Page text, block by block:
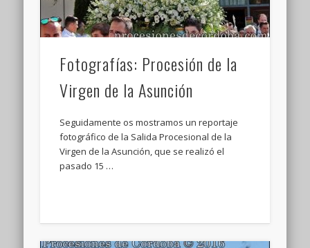
Fotografías: Procesión de la
Virgen de la Asunción
Seguidamente os mostramos un reportaje
fotográfico de la Salida Procesional de la
Virgen de la Asunción, que se realizó el
pasado 15 …